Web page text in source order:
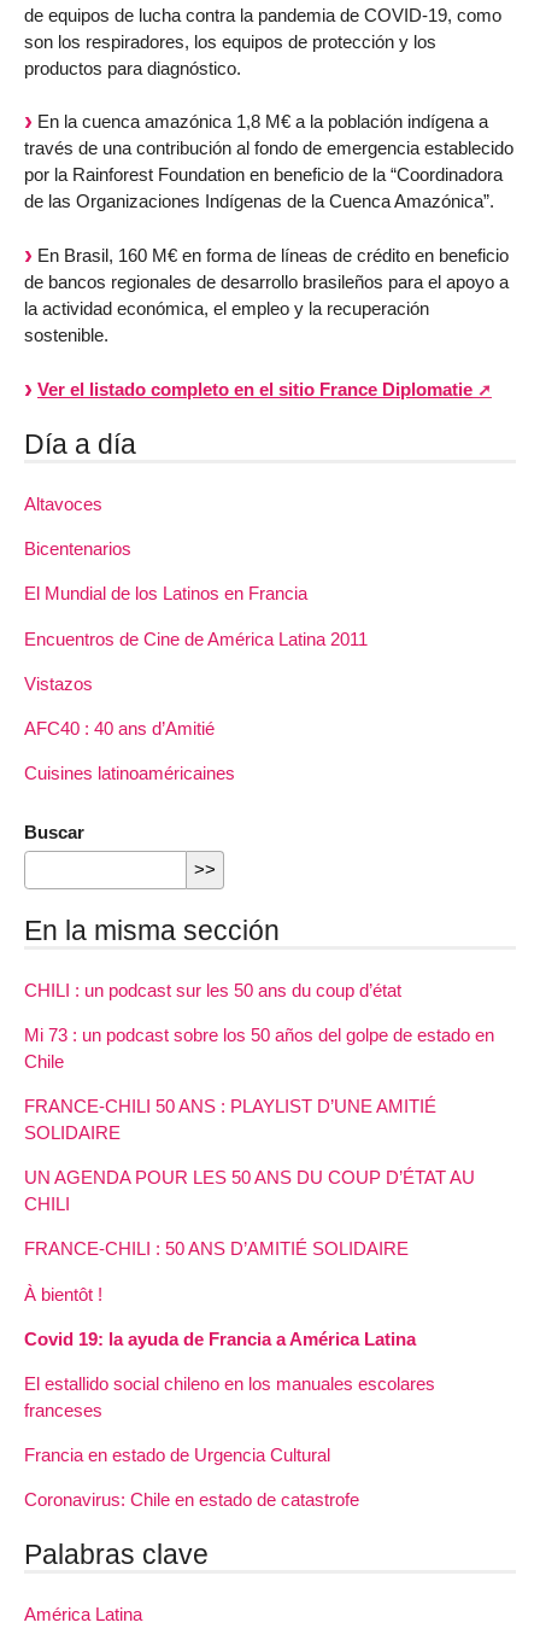
de equipos de lucha contra la pandemia de COVID-19, como
son los respiradores, los equipos de protección y los
productos para diagnóstico.
En la cuenca amazónica 1,8 M€ a la población indígena a
través de una contribución al fondo de emergencia establecido
por la Rainforest Foundation en beneficio de la “Coordinadora
de las Organizaciones Indígenas de la Cuenca Amazónica”.
En Brasil, 160 M€ en forma de líneas de crédito en beneficio
de bancos regionales de desarrollo brasileños para el apoyo a
la actividad económica, el empleo y la recuperación
sostenible.
Ver el listado completo en el sitio France Diplomatie
Día a día
Altavoces
Bicentenarios
El Mundial de los Latinos en Francia
Encuentros de Cine de América Latina 2011
Vistazos
AFC40 : 40 ans d’Amitié
Cuisines latinoaméricaines
Buscar
En la misma sección
CHILI : un podcast sur les 50 ans du coup d’état
Mi 73 : un podcast sobre los 50 años del golpe de estado en
Chile
FRANCE-CHILI 50 ANS : PLAYLIST D’UNE AMITIÉ
SOLIDAIRE
UN AGENDA POUR LES 50 ANS DU COUP D’ÉTAT AU
CHILI
FRANCE-CHILI : 50 ANS D’AMITIÉ SOLIDAIRE
À bientôt !
Covid 19: la ayuda de Francia a América Latina
El estallido social chileno en los manuales escolares
franceses
Francia en estado de Urgencia Cultural
Coronavirus: Chile en estado de catastrofe
Palabras clave
América Latina